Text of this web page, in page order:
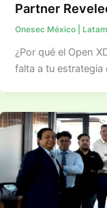
Partner
Onesec México | Latam
¿Por qué el Open
falta a tu estrategia